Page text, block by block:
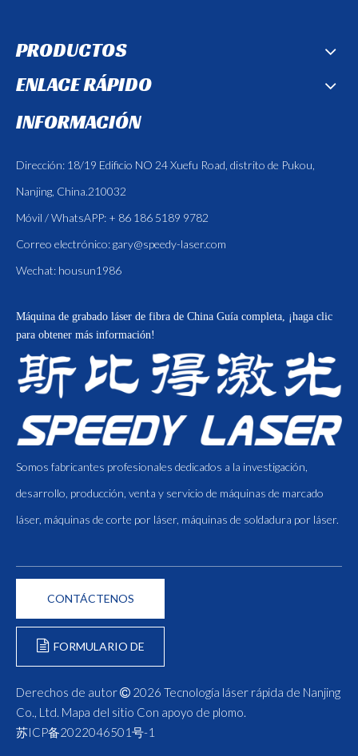
PRODUCTOS
ENLACE RÁPIDO
INFORMACIÓN
Dirección: 18/19 Edificio NO 24 Xuefu Road, distrito de Pukou,
Nanjing, China.210032
Móvil / WhatsAPP: + 86 186 5189 9782
Correo electrónico:gary@speedy-laser.com
Wechat: housun1986
Máquina de grabado láser de fibra de China Guía completa, ¡haga clic
para obtener más información!
Somos fabricantes profesionales dedicados a la investigación,
desarrollo, producción, venta y servicio de máquinas de marcado
láser, máquinas de corte por láser, máquinas de soldadura por láser.
CONTÁCTENOS
FORMULARIO DE
Derechos de autor  2026 Tecnología láser rápida de Nanjing
Co., Ltd. Mapa del sitio Con apoyo de plomo
苏ICP备2022046501号-1